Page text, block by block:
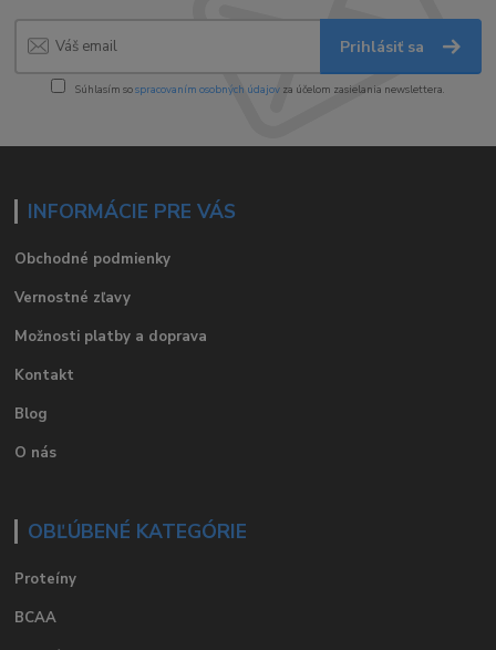
Prihlásiť sa
Súhlasím sospracovaním osobných údajov za účelom zasielania newslettera.
INFORMÁCIE PRE VÁS
Obchodné podmienky
Vernostné zľavy
Možnosti platby a doprava
Kontakt
Blog
O nás
OBĽÚBENÉ KATEGÓRIE
Proteíny
BCAA